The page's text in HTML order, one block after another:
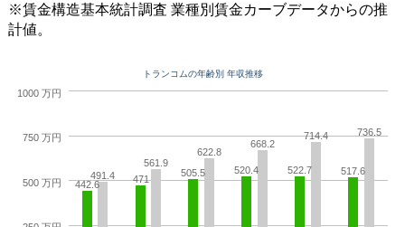
※賃金構造基本統計調査 業種別賃金カーブデータからの推
計値。
トランコムの年齢別 年収推移
442.6 471
505.5 520.4 522.7 517.6
491.4
561.9
622.8
668.2
714.4 736.5
500 万円
750 万円
1000 万円